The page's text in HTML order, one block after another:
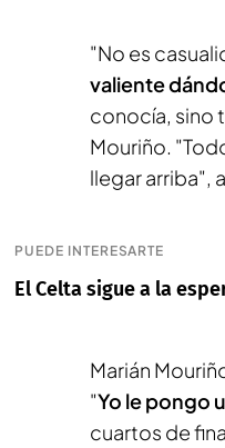
"No es
valiente
conocía, sino
Mouriño.
llegar arriba",
PUEDE INTERESARTE
El Celta sigue a la
Marián
"Yo le pongo
cuartos de